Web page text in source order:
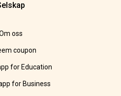
oss
coupon
for Education
for Business